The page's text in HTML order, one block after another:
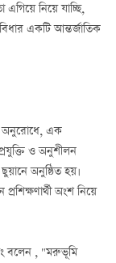
নিয়ে যাচ্ছি,
একটি আন্তর্জাতিক
অনুরোধে, এক
ও অনুশীলন
অনুষ্ঠিত হয়।
অংশ নিয়ে
বলেন , "মরুভূমি